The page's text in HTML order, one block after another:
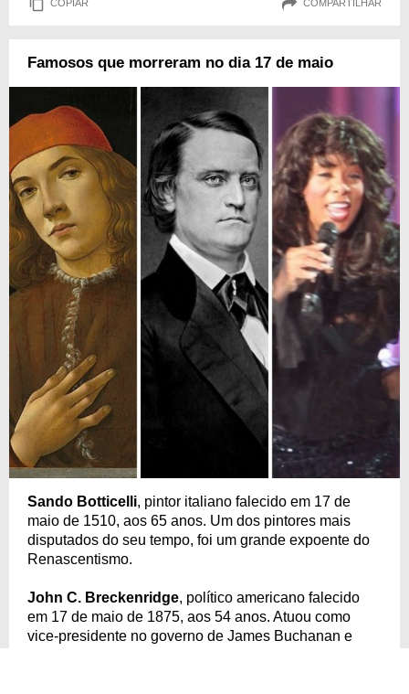
COPIAR COMPARTILHAR
Famosos que morreram no dia 17 de maio
Sando Botticelli, pintor italiano falecido em 17 de
maio de 1510, aos 65 anos. Um dos pintores mais
disputados do seu tempo, foi um grande expoente do
Renascentismo.
John C. Breckenridge, político americano falecido
em 17 de maio de 1875, aos 54 anos. Atuou como
vice-presidente no governo de James Buchanan e